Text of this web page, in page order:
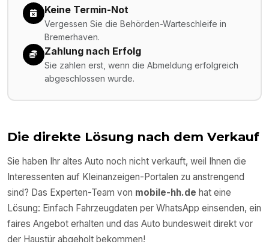
Keine Termin-Not
Vergessen Sie die Behörden-Warteschleife in
Bremerhaven.
Zahlung nach Erfolg
Sie zahlen erst, wenn die Abmeldung erfolgreich
abgeschlossen wurde.
Die direkte Lösung nach dem Verkauf
Sie haben Ihr altes Auto noch nicht verkauft, weil Ihnen die
Interessenten auf Kleinanzeigen-Portalen zu anstrengend
sind? Das Experten-Team von mobile-hh.de hat eine
Lösung: Einfach Fahrzeugdaten per WhatsApp einsenden, ein
faires Angebot erhalten und das Auto bundesweit direkt vor
der Haustür abgeholt bekommen!